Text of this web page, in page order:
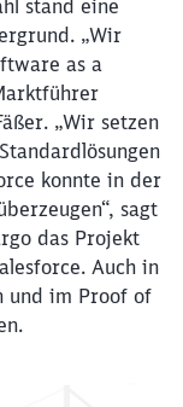
stand eine
„Wir
as a
„Wir setzen
konnte in der
sagt
das Projekt
Auch in
und im Proof of